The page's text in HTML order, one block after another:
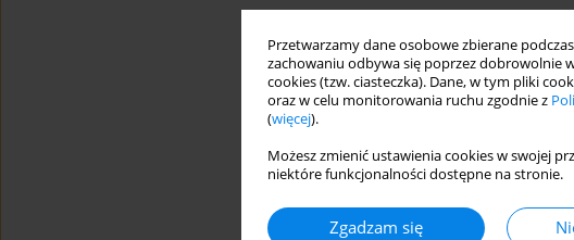
Przetwarzamy dane osobowe zbierane
zachowaniu odbywa się poprzez dobrowolnie
cookies (tzw. ciasteczka). Dane, w tym pliki
oraz w celu monitorowania ruchu zgodnie z
(więcej).
Możesz zmienić ustawienia cookies w swojej
niektóre funkcjonalności dostępne na stronie.
Zgadzam się